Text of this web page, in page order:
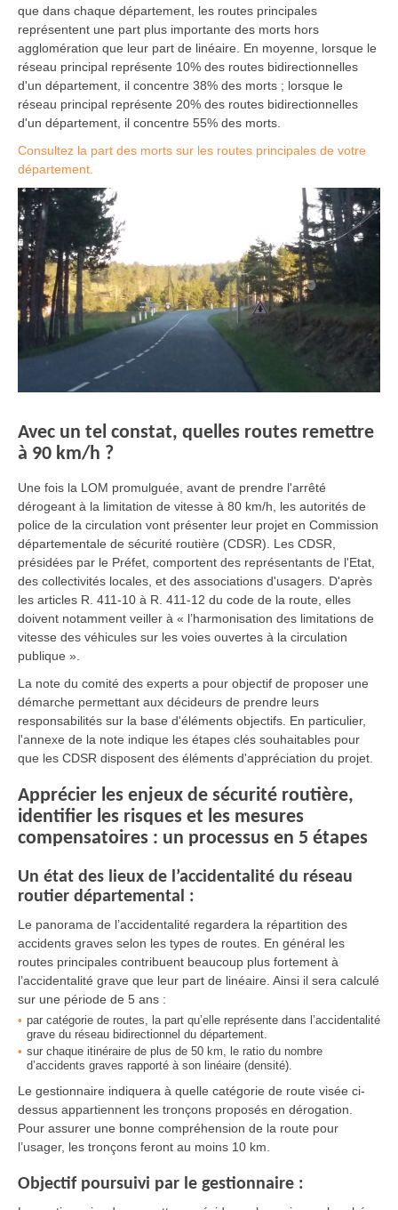
que dans chaque département, les routes principales
représentent une part plus importante des morts hors
agglomération que leur part de linéaire. En moyenne, lorsque le
réseau principal représente 10% des routes bidirectionnelles
d'un département, il concentre 38% des morts ; lorsque le
réseau principal représente 20% des routes bidirectionnelles
d'un département, il concentre 55% des morts.
Consultez la part des morts sur les routes principales de votre
département.
Avec un tel constat, quelles routes remettre
à 90 km/h ?
Une fois la LOM promulguée, avant de prendre l'arrêté
dérogeant à la limitation de vitesse à 80 km/h, les autorités de
police de la circulation vont présenter leur projet en Commission
départementale de sécurité routière (CDSR). Les CDSR,
présidées par le Préfet, comportent des représentants de l'Etat,
des collectivités locales, et des associations d'usagers. D'après
les articles R. 411-10 à R. 411-12 du code de la route, elles
doivent notamment veiller à « l’harmonisation des limitations de
vitesse des véhicules sur les voies ouvertes à la circulation
publique ».
La note du comité des experts a pour objectif de proposer une
démarche permettant aux décideurs de prendre leurs
responsabilités sur la base d'éléments objectifs. En particulier,
l'annexe de la note indique les étapes clés souhaitables pour
que les CDSR disposent des éléments d'appréciation du projet.
Apprécier les enjeux de sécurité routière,
identifier les risques et les mesures
compensatoires : un processus en 5 étapes
Un état des lieux de l’accidentalité du réseau
routier départemental :
Le panorama de l’accidentalité regardera la répartition des
accidents graves selon les types de routes. En général les
routes principales contribuent beaucoup plus fortement à
l’accidentalité grave que leur part de linéaire. Ainsi il sera calculé
sur une période de 5 ans :
par catégorie de routes, la part qu’elle représente dans l’accidentalité
grave du réseau bidirectionnel du département.
sur chaque itinéraire de plus de 50 km, le ratio du nombre
d’accidents graves rapporté à son linéaire (densité).
Le gestionnaire indiquera à quelle catégorie de route visée ci-
dessus appartiennent les tronçons proposés en dérogation.
Pour assurer une bonne compréhension de la route pour
l’usager, les tronçons feront au moins 10 km.
Objectif poursuivi par le gestionnaire :